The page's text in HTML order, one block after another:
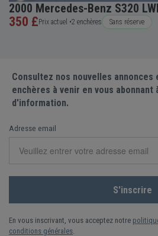
2000 Mercedes-Benz S320
350 £Prix actuel •2 enchères Sans réserve
Consultez nos nouvelles annonces
enchères à venir en vous
d'information.
Adresse email
En vous inscrivant, vous acceptez notre
conditions générales